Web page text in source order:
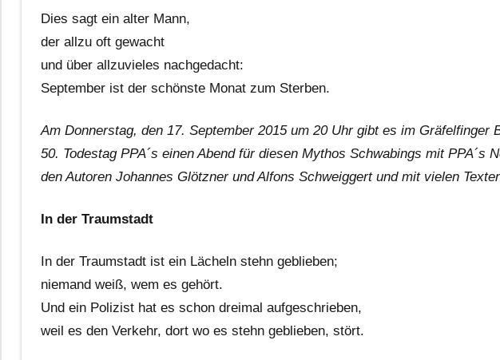
Dies sagt ein alter Mann,
der allzu oft gewacht
und über allzuvieles nachgedacht:
September ist der schönste Monat zum Sterben.
Am Donnerstag, den 17. September 2015 um 20 Uhr gibt es im Gräfelfinger
50. Todestag PPA´s einen Abend für diesen Mythos Schwabings mit PPA´s
den Autoren Johannes Glötzner und Alfons Schweiggert und mit vielen
In der Traumstadt
In der Traumstadt ist ein Lächeln stehn geblieben;
niemand weiß, wem es gehört.
Und ein Polizist hat es schon dreimal aufgeschrieben,
weil es den Verkehr, dort wo es stehn geblieben, stört.